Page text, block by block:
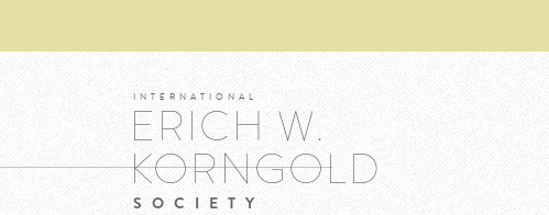
INTERNATIONAL
ERICH W.
KORNGOLD
SOCIETY